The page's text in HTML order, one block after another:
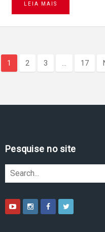
LEIA MAIS
1 2 3 … 17
Pesquise no site